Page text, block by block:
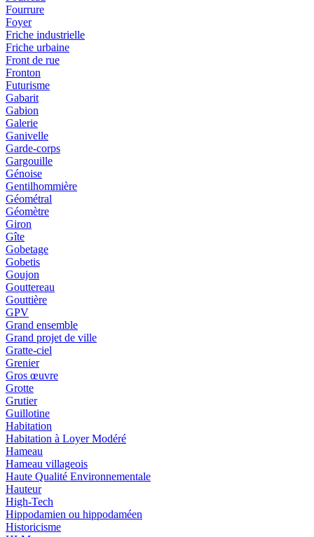
Fourrure
Foyer
Friche industrielle
Friche urbaine
Front de rue
Fronton
Futurisme
Gabarit
Gabion
Galerie
Ganivelle
Garde-corps
Gargouille
Génoise
Gentilhommière
Géométral
Géomètre
Giron
Gîte
Gobetage
Gobetis
Goujon
Gouttereau
Gouttière
GPV
Grand ensemble
Grand projet de ville
Gratte-ciel
Grenier
Gros œuvre
Grotte
Grutier
Guillotine
Habitation
Habitation à Loyer Modéré
Hameau
Hameau villageois
Haute Qualité Environnementale
Hauteur
High-Tech
Hippodamien ou hippodaméen
Historicisme